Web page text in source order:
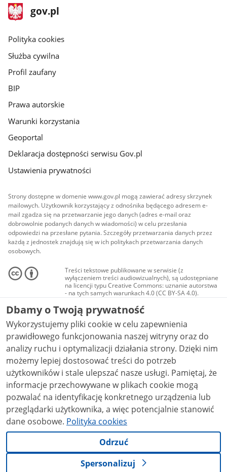
stopka
gov.pl
Strona
gov.pl
gov.pl
Polityka cookies
Służba cywilna
Profil zaufany
BIP
Prawa autorskie
Warunki korzystania
Geoportal
Deklaracja dostępności serwisu Gov.pl
Ustawienia prywatności
Strony dostępne w domenie www.gov.pl mogą zawierać adresy skrzynek
mailowych. Użytkownik korzystający z odnośnika będącego adresem e-
mail zgadza się na przetwarzanie jego danych (adres e-mail oraz
dobrowolnie podanych danych w wiadomości) w celu przesłania
odpowiedzi na przesłane pytania. Szczegóły przetwarzania danych przez
każdą z jednostek znajdują się w ich politykach przetwarzania danych
osobowych.
Treści tekstowe publikowane w serwisie (z
wyłączeniem treści audiowizualnych), są udostępniane
na licencji typu Creative Commons: uznanie autorstwa
- na tych samych warunkach 4.0 (CC BY-SA 4.0).
Materiały audiowizualne, w tym zdjęcia, materiały
audio i wideo, są udostępniane na licencji typu
Creative Commons: uznanie autorstwa użycie
niekomercyjne - bez utworów zależnych 4.0 (CC BY-
NC-ND 4.0), o ile nie jest to stwierdzone inaczej.
Dbamy o Twoją prywatność
Wykorzystujemy pliki cookie w celu zapewnienia
prawidłowego funkcjonowania naszej witryny oraz do
analizy ruchu i optymalizacji działania strony. Dzięki nim
możemy lepiej dostosować treści do potrzeb
użytkowników i stale ulepszać nasze usługi. Pamiętaj, że
informacje przechowywane w plikach cookie mogą
pozwalać na identyfikację konkretnego urządzenia lub
przeglądarki użytkownika, a więc potencjalnie stanowić
dane osobowe. Polityka cookies
Odrzuć
Spersonalizuj